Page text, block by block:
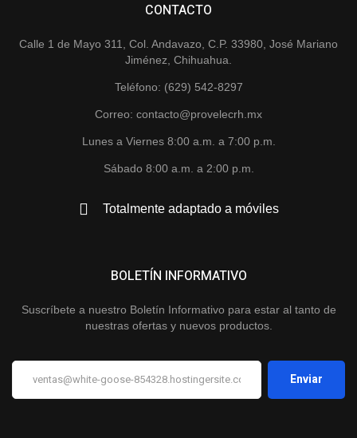
CONTACTO
Calle 1 de Mayo 311, Col. Andavazo, C.P. 33980, José Mariano
Jiménez, Chihuahua.
Teléfono: (629) 542-8297
Correo: contacto@provelecrh.mx
Lunes a Viernes 8:00 a.m. a 7:00 p.m.
Sábado 8:00 a.m. a 2:00 p.m.
Totalmente adaptado a móviles
BOLETÍN INFORMATIVO
Suscríbete a nuestro Boletín Informativo para estar al tanto de
nuestras ofertas y nuevos productos.